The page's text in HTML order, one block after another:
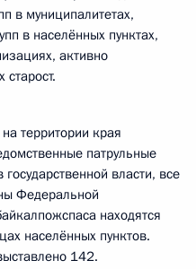
в муниципалитетах,
в населённых пунктах,
активно
старост.
территории края
патрульные
власти, все
Федеральной
находятся
населённых пунктов.
142.